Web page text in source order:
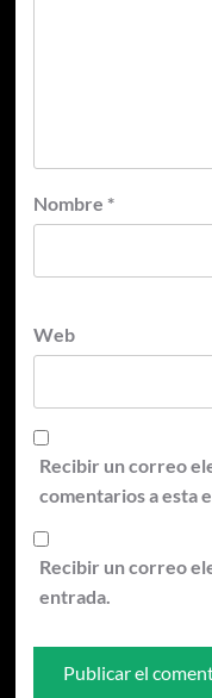
Nombre *
Web
Recibir un correo
comentarios a esta
Recibir un correo
entrada.